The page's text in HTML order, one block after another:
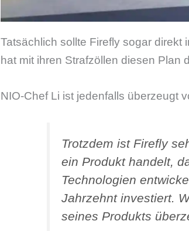
Tatsächlich sollte Firefly sogar
hat mit ihren Strafzöllen diesen Plan
NIO-Chef Li ist jedenfalls überzeugt
Trotzdem ist Firefly
ein Produkt handelt,
Technologien
Jahrzehnt investiert.
seines Produkts